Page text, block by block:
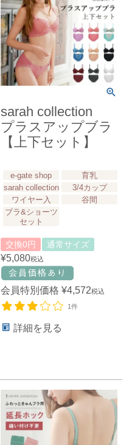
sarah collection
プラスアップブラ
【上下セット】
e-gate shop
育乳
sarah collection
3/4カップ
ワイヤー入
谷間
ブラ&ショーツ
セット
交換0円 通常サイズ
¥5,080税込
会員特別価格 ¥4,572税込
1件
詳細を見る